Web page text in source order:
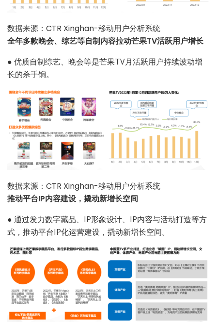
数据来源：CTR Xinghan-移动用户分析系统
全年多款晚会、综艺等自制内容拉动芒果TV活跃用户增长
● 优质自制综艺、晚会等是芒果TV月活跃用户持续波动增
长的杀手锏。
数据来源：CTR Xinghan-移动用户分析系统
推动平台IP内容建设，撬动新增长空间
● 通过发力数字藏品、IP形象设计、IP内容与活动打造等方
式，推动平台IP化运营建设，撬动新增长空间。